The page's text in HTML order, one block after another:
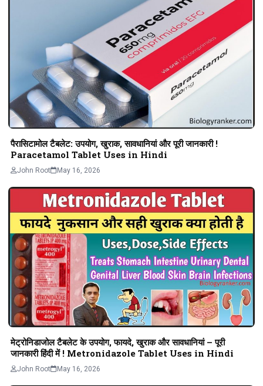
पैरासिटामोल टैबलेट: उपयोग, खुराक, सावधानियां और पूरी जानकारी !
Paracetamol Tablet Uses in Hindi
John Root May 16, 2026
मेट्रोनिडाजोल टैबलेट के उपयोग, फायदे, खुराक और सावधानियां – पूरी
जानकारी हिंदी में ! Metronidazole Tablet Uses in Hindi
John Root May 16, 2026